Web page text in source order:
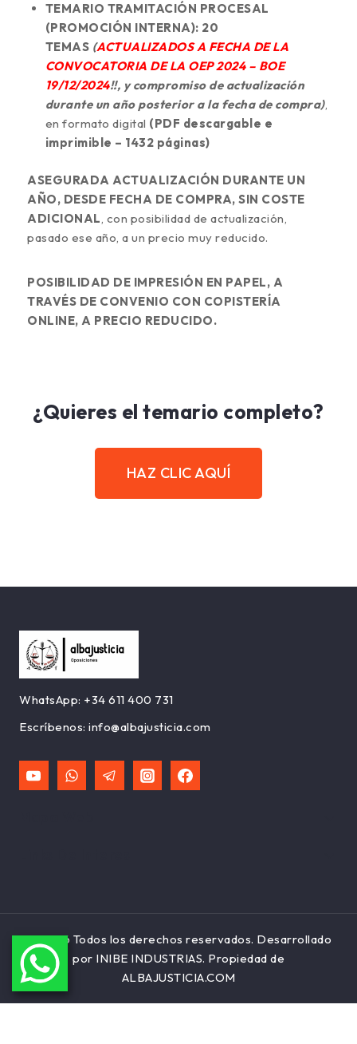
TEMARIO TRAMITACIÓN PROCESAL
(PROMOCIÓN INTERNA): 20
TEMAS (ACTUALIZADOS A FECHA DE LA
CONVOCATORIA DE LA OEP 2024 – BOE
19/12/2024!!, y compromiso de actualización
durante un año posterior a la fecha de compra),
en formato digital (PDF descargable e
imprimible – 1432 páginas)
ASEGURADA ACTUALIZACIÓN DURANTE UN
AÑO, DESDE FECHA DE COMPRA, SIN COSTE
ADICIONAL , con posibilidad de actualización,
pasado ese año, a un precio muy reducido.
POSIBILIDAD DE IMPRESIÓN EN PAPEL, A
TRAVÉS DE CONVENIO CON COPISTERÍA
ONLINE, A PRECIO REDUCIDO.
¿Quieres el temario completo?
HAZ CLIC AQUÍ
WhatsApp: +34 611 400 731
Escríbenos: info@albajusticia.com
© 2026 Todos los derechos reservados. Desarrollado
por INIBE INDUSTRIAS. Propiedad de
ALBAJUSTICIA.COM